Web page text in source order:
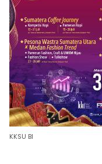
KKSU BI